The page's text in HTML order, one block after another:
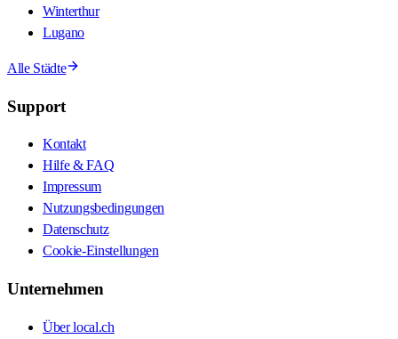
Winterthur
Lugano
Alle Städte
Support
Kontakt
Hilfe & FAQ
Impressum
Nutzungsbedingungen
Datenschutz
Cookie-Einstellungen
Unternehmen
Über local.ch